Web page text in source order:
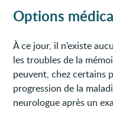
Options
À ce jour, il n’existe
les troubles de la
peuvent, chez certains
progression de la
neurologue après un